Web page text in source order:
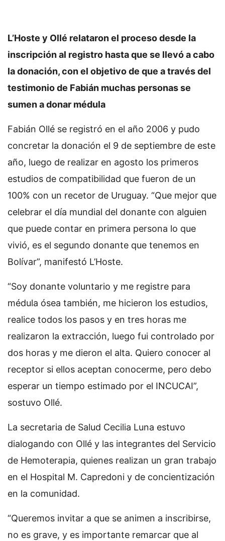
L’Hoste y Ollé relataron el proceso desde la
inscripción al registro hasta que se llevó a cabo
la donación, con el objetivo de que a través del
testimonio de Fabián muchas personas se
sumen a donar médula
Fabián Ollé se registró en el año 2006 y pudo
concretar la donación el 9 de septiembre de este
año, luego de realizar en agosto los primeros
estudios de compatibilidad que fueron de un
100% con un recetor de Uruguay. “Que mejor que
celebrar el día mundial del donante con alguien
que puede contar en primera persona lo que
vivió, es el segundo donante que tenemos en
Bolívar”, manifestó L’Hoste.
“Soy donante voluntario y me registre para
médula ósea también, me hicieron los estudios,
realice todos los pasos y en tres horas me
realizaron la extracción, luego fui controlado por
dos horas y me dieron el alta. Quiero conocer al
receptor si ellos aceptan conocerme, pero debo
esperar un tiempo estimado por el INCUCAI”,
sostuvo Ollé.
La secretaria de Salud Cecilia Luna estuvo
dialogando con Ollé y las integrantes del Servicio
de Hemoterapia, quienes realizan un gran trabajo
en el Hospital M. Capredoni y de concientización
en la comunidad.
“Queremos invitar a que se animen a inscribirse,
no es grave, y es importante remarcar que al